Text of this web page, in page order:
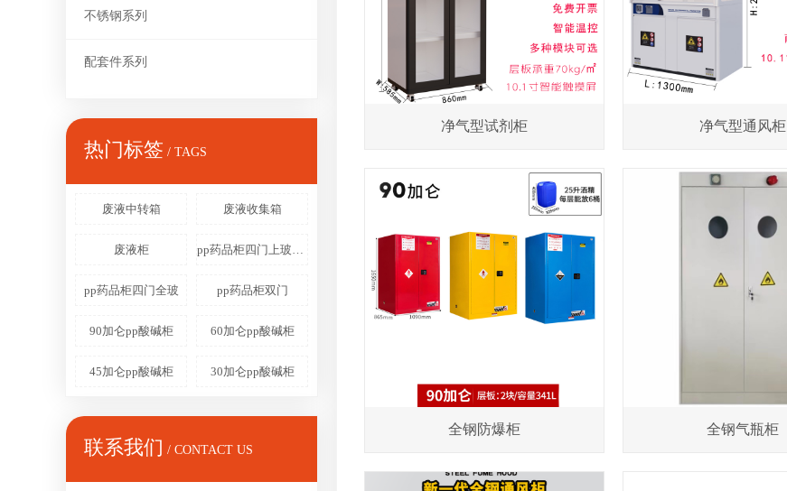
不锈钢系列
配套件系列
热门标签 / TAGS
废液中转箱 废液收集箱
废液柜 pp药品柜四门上玻下实
pp药品柜四门全玻 pp药品柜双门
90加仑pp酸碱柜 60加仑pp酸碱柜
45加仑pp酸碱柜 30加仑pp酸碱柜
联系我们 / CONTACT US
净气型试剂柜 净气型通风柜
全钢防爆柜 全钢气瓶柜